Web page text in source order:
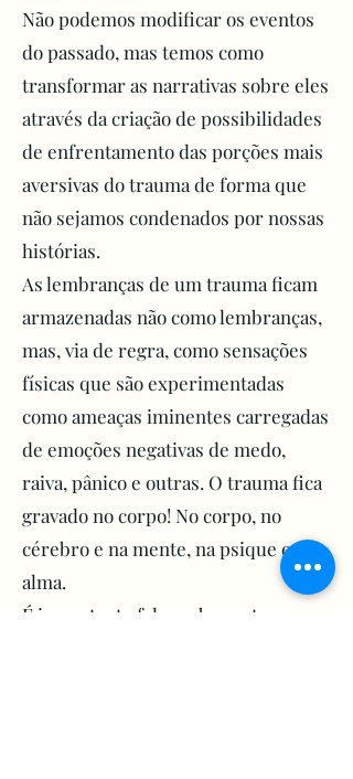
e das atividades prazerosas.
– Desleixo consigo próprio.
– Usar excessivamente drogas,
envolver em situações perigosas
que o coloque em risco.
Sentimentos:
– Expressar ser um peso para os
outros.
– Demonstração de falta de
autoestima.
–Mudanças bruscas de humor
sem justificativas.
– Tecer comentários pessimistas
exagerados.
Mudanças físicas:
–Problemas de insônia ou
dormir demais.
–Alterações de apetite com
perda ou ganho significativo de
Não podemos modificar os eventos
do passado, mas temos como
transformar as narrativas sobre eles
através da criação de possibilidades
de enfrentamento das porções mais
aversivas do trauma de forma que
não sejamos condenados por nossas
histórias.
As lembranças de um trauma ficam
armazenadas não como lembranças,
mas, via de regra, como sensações
físicas que são experimentadas
como ameaças iminentes carregadas
de emoções negativas de medo,
raiva, pânico e outras. O trauma fica
gravado no corpo! No corpo, no
cérebro e na mente, na psique e na
alma.
É importante falar sobre esta